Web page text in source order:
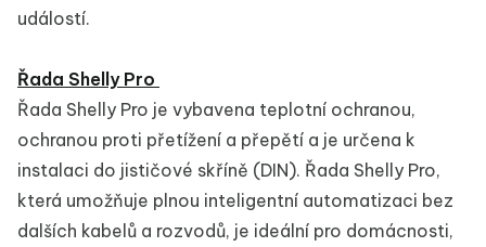
událostí.
Řada Shelly Pro
Řada Shelly Pro je vybavena teplotní ochranou,
ochranou proti přetížení a přepětí a je určena k
instalaci do jističové skříně (DIN). Řada Shelly Pro,
která umožňuje plnou inteligentní automatizaci bez
dalších kabelů a rozvodů, je ideální pro domácnosti,